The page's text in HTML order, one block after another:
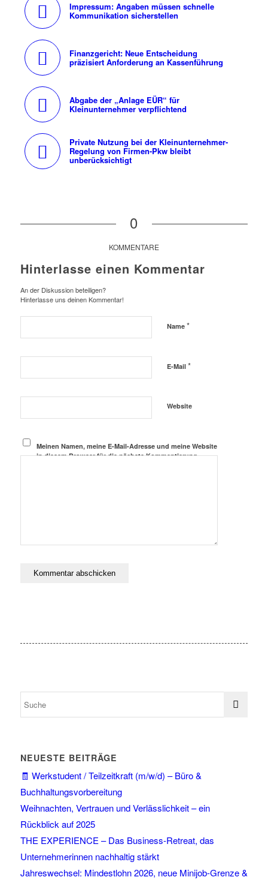
Impressum: Angaben müssen schnelle
Kommunikation sicherstellen
Finanzgericht: Neue Entscheidung
präzisiert Anforderung an Kassenführung
Abgabe der „Anlage EÜR“ für
Kleinunternehmer verpflichtend
Private Nutzung bei der Kleinunternehmer-
Regelung von Firmen-Pkw bleibt
unberücksichtigt
0
KOMMENTARE
Hinterlasse einen Kommentar
An der Diskussion beteiligen?
Hinterlasse uns deinen Kommentar!
Name *
E-Mail *
Website
Meinen Namen, meine E-Mail-Adresse und meine Website
in diesem Browser für die nächste Kommentierung
NEUESTE BEITRÄGE
🧾 Werkstudent / Teilzeitkraft (m/w/d) – Büro &
Buchhaltungsvorbereitung
Weihnachten, Vertrauen und Verlässlichkeit – ein
Rückblick auf 2025
THE EXPERIENCE – Das Business-Retreat, das
Unternehmerinnen nachhaltig stärkt
Jahreswechsel: Mindestlohn 2026, neue Minijob-Grenze &